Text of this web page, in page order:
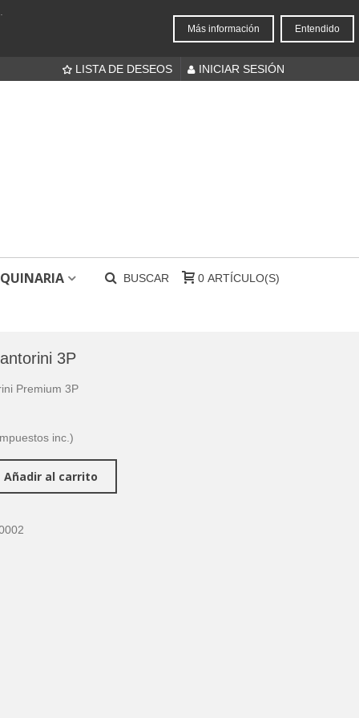
Más información Entendido
LISTA DE DESEOS INICIAR SESIÓN
BUSCAR 0 ARTÍCULO(S)
3P
Premium 3P
inc.)
Añadir al carrito